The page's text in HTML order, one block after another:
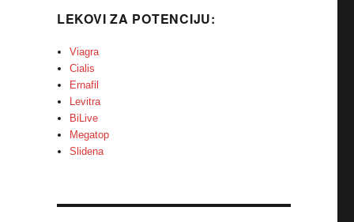
LEKOVI ZA POTENCIJU:
Viagra
Cialis
Ernafil
Levitra
BiLive
Megatop
Slidena